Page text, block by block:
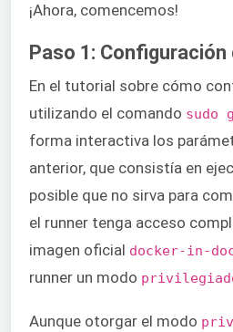
¡Ahora, comencemos!
Paso 1: Configuración
En el tutorial sobre cómo
utilizando el comando sudo
forma interactiva los
anterior, que consistía en
posible que no sirva para
el runner tenga acceso
imagen oficial docker-in-
runner un modo
Aunque otorgar el modo